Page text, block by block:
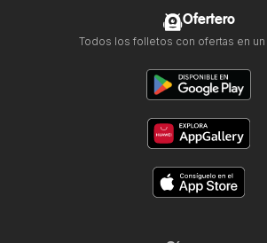
Ofertero
Todos los folletos con ofertas en